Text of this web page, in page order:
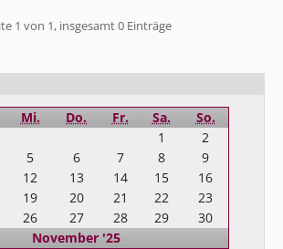
1 von 1, insgesamt 0 Einträge
Mi. Do. Fr. Sa. So.
November '25
1
2
5 6 7 8
9
12 13 14 15
16
19 20 21 22
23
26 27 28 29 30